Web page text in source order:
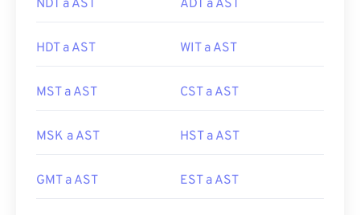
NDT a AST ADT a AST
HDT a AST WIT a AST
MST a AST CST a AST
MSK a AST HST a AST
GMT a AST EST a AST